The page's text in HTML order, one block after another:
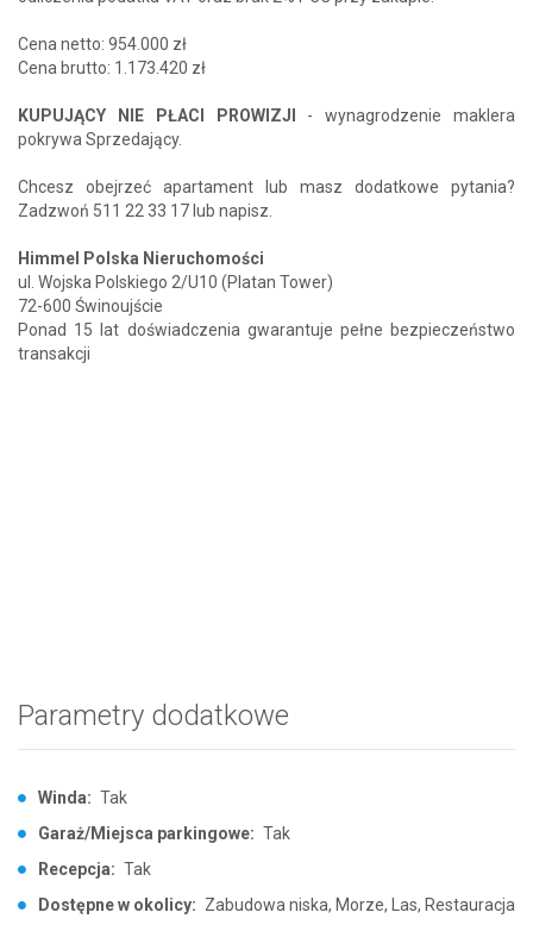
Cena netto: 954.000 zł
Cena brutto: 1.173.420 zł
KUPUJĄCY NIE PŁACI PROWIZJI
- wynagrodzenie maklera
pokrywa Sprzedający.
Chcesz obejrzeć apartament lub masz dodatkowe pytania?
Zadzwoń 511 22 33 17 lub napisz.
Himmel Polska Nieruchomości
ul. Wojska Polskiego 2/U10 (Platan Tower)
72-600 Świnoujście
Ponad 15 lat doświadczenia gwarantuje pełne bezpieczeństwo
transakcji
Parametry dodatkowe
Winda: Tak
Garaż/Miejsca parkingowe: Tak
Recepcja: Tak
Dostępne w okolicy: Zabudowa niska, Morze, Las, Restauracja